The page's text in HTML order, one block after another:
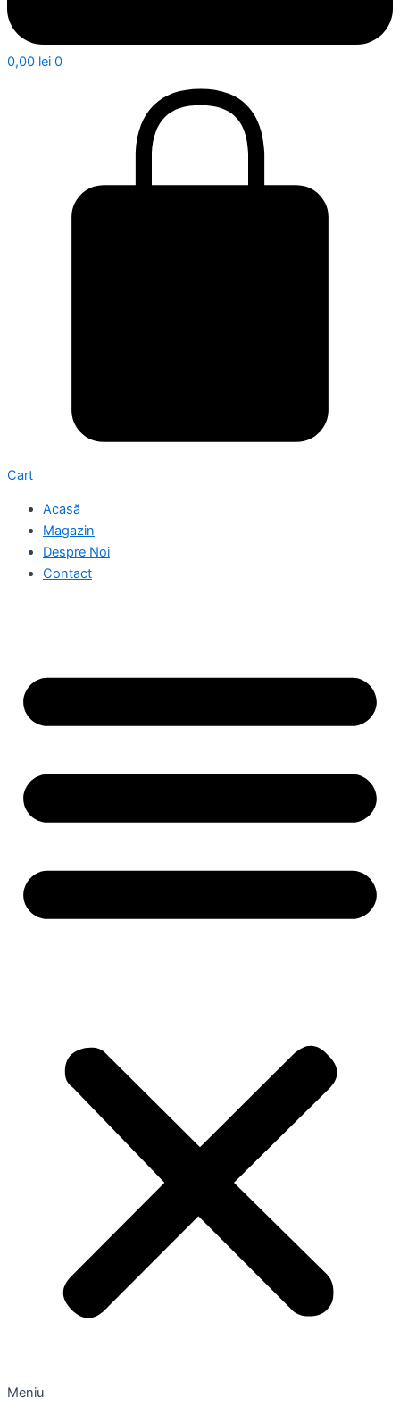
0,00 lei 0
Cart
Acasă
Magazin
Despre Noi
Contact
Meniu